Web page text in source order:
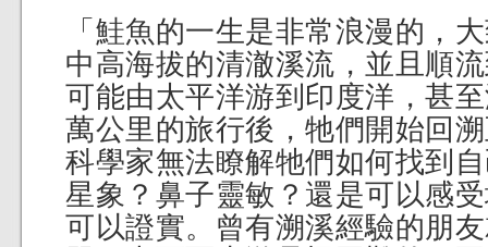
「鮭魚的一生是非常浪漫的，
中高海拔的清澈溪流，並且順
可能由太平洋游到印度洋，甚
萬公里的旅行後，牠們開始回
科學家無法瞭解牠們如何找到
星象？鼻子靈敏？還是可以感
可以證實。曾有溯溪經驗的朋